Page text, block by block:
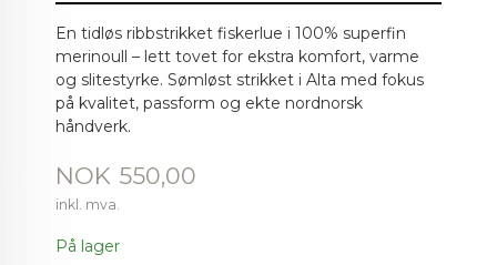
En tidløs ribbstrikket fiskerlue i 100% superfin
merinoull – lett tovet for ekstra komfort, varme
og slitestyrke. Sømløst strikket i Alta med fokus
på kvalitet, passform og ekte nordnorsk
håndverk.
Pris
NOK 550,00
inkl. mva.
På lager